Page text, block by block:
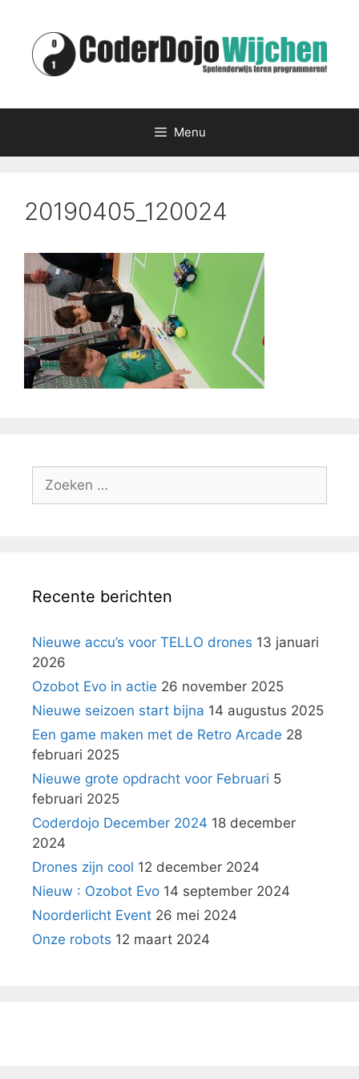
inhoud
Menu
20190405_120024
naar:
Recente berichten
Nieuwe accu’s voor TELLO drones 13 januari
2026
Ozobot Evo in actie 26 november 2025
Nieuwe seizoen start bijna 14 augustus 2025
Een game maken met de Retro Arcade 28
februari 2025
Nieuwe grote opdracht voor Februari 5
februari 2025
Coderdojo December 2024 18 december
2024
Drones zijn cool 12 december 2024
Nieuw : Ozobot Evo 14 september 2024
Noorderlicht Event 26 mei 2024
Onze robots 12 maart 2024